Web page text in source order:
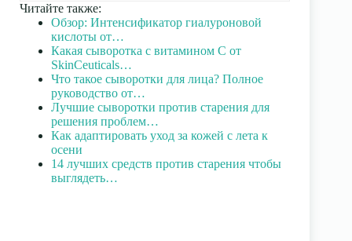
Читайте также:
Обзор: Интенсификатор гиалуроновой
кислоты от…
Какая сыворотка с витамином С от
SkinCeuticals…
Что такое сыворотки для лица? Полное
руководство от…
Лучшие сыворотки против старения для
решения проблем…
Как адаптировать уход за кожей с лета к
осени
14 лучших средств против старения чтобы
выглядеть…